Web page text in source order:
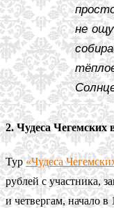
не
2. Чудеса Чегемских
Тур«Чудеса
рублей с участника,
и четвергам, начало в